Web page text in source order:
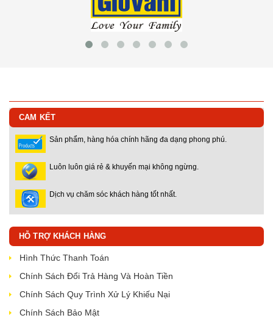
CAM KẾT
Sản phẩm, hàng hóa chính hãng đa dạng phong phú.
Luôn luôn giá rẻ & khuyến mại không ngừng.
Dịch vụ chăm sóc khách hàng tốt nhất.
HỖ TRỢ KHÁCH HÀNG
Hình Thức Thanh Toán
Chính Sách Đổi Trả Hàng Và Hoàn Tiền
Chính Sách Quy Trình Xử Lý Khiếu Nại
Chính Sách Bảo Mật